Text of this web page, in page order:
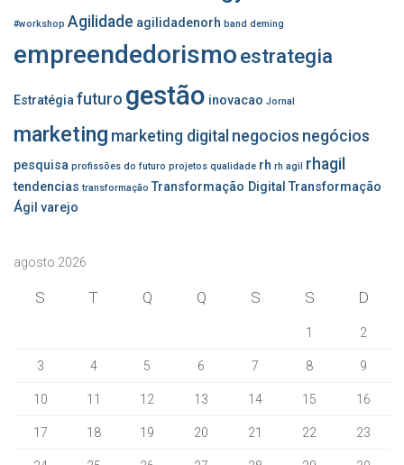
#workshop Agilidade agilidadenorh band deming
empreendedorismoestrategia
Estratégiafuturo gestão inovacao Jornal
marketing marketing digital negocios negócios
pesquisa profissões do futuro projetos qualidade rh rh agil rhagil
tendencias transformação Transformação Digital Transformação
Ágil varejo
agosto 2026
S T Q Q S S D
1 2
3 4 5 6 7 8 9
10 11 12 13 14 15 16
17 18 19 20 21 22 23